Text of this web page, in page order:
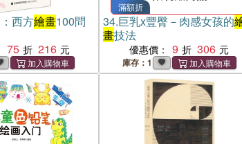
西方繪畫100問
75 216
滿額折
34.巨乳x豐臀－肉感女孩的
畫技法
優惠價： 9 306
庫存：1